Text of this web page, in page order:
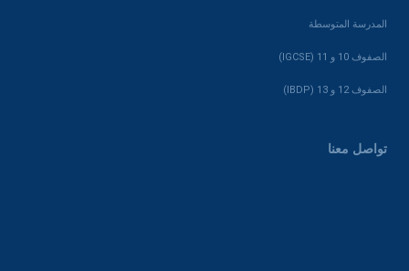
تواصل معنا
المدرسة المتوسطة
الصفوف 10 و 11 (IGCSE)
الصفوف 12 و 13 (IBDP)